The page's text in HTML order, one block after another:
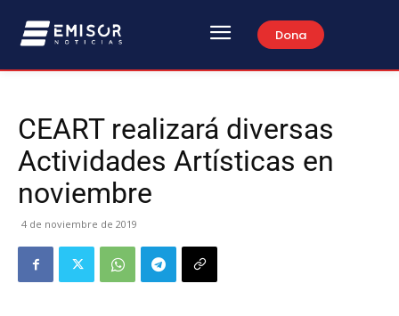
Dona
CEART realizará diversas
Actividades Artísticas en
noviembre
4 de noviembre de 2019